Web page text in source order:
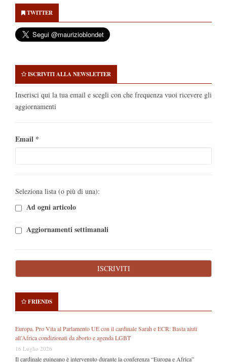
Sidebar
TWITTER
ISCRIVITI ALLA NEWSLETTER
Inserisci qui la tua email e scegli con che frequenza vuoi ricevere gli
aggiornamenti
Email *
Seleziona lista (o più di una):
Ad ogni articolo
Aggiornamenti settimanali
FRIENDS
Europa. Pro Vita al Parlamento UE con il cardinale Sarah e ECR: Basta aiuti
all’Africa condizionati da aborto e agenda LGBT
16 Luglio 2026
Il cardinale guineano è intervenuto durante la conferenza “Europa e Africa”